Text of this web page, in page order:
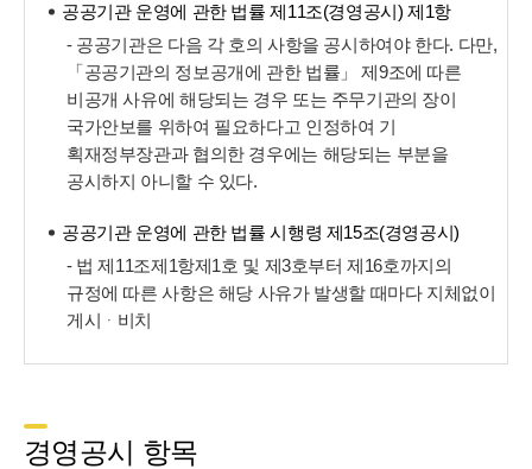
공공기관 운영에 관한 법률 제11조(경영공시) 제1항
- 공공기관은 다음 각 호의 사항을 공시하여야 한다. 다만,
「공공기관의 정보공개에 관한 법률」 제9조에 따른
비공개 사유에 해당되는 경우 또는 주무기관의 장이
국가안보를 위하여 필요하다고 인정하여 기
획재정부장관과 협의한 경우에는 해당되는 부분을
공시하지 아니할 수 있다.
공공기관 운영에 관한 법률 시행령 제15조(경영공시)
- 법 제11조제1항제1호 및 제3호부터 제16호까지의
규정에 따른 사항은 해당 사유가 발생할 때마다 지체없이
게시ᆞ비치
경영공시 항목